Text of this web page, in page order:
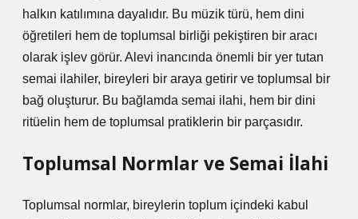
halkın katılımına dayalıdır. Bu müzik türü, hem dini
öğretileri hem de toplumsal birliği pekiştiren bir aracı
olarak işlev görür. Alevi inancında önemli bir yer tutan
semai ilahiler, bireyleri bir araya getirir ve toplumsal bir
bağ oluşturur. Bu bağlamda semai ilahi, hem bir dini
ritüelin hem de toplumsal pratiklerin bir parçasıdır.
Toplumsal Normlar ve Semai İlahi
Toplumsal normlar, bireylerin toplum içindeki kabul